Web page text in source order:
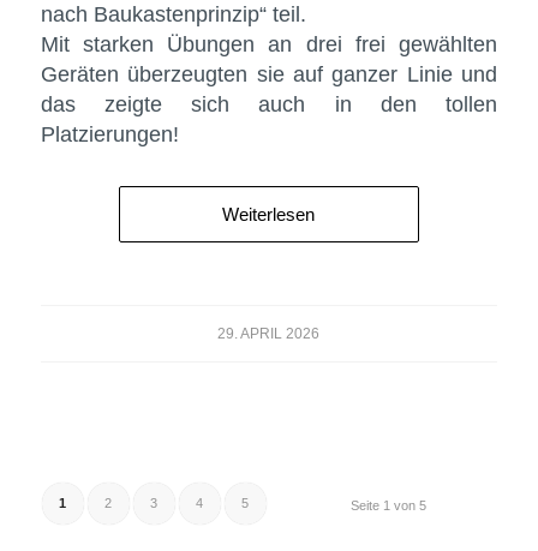
nach Baukastenprinzip“ teil.
Mit starken Übungen an drei frei gewählten
Geräten überzeugten sie auf ganzer Linie und
das zeigte sich auch in den tollen
Platzierungen!
Weiterlesen
29. APRIL 2026
Seite 1 von 5
1 2 3 4 5